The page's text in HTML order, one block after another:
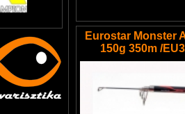
Eurostar Monster
150g 350m /